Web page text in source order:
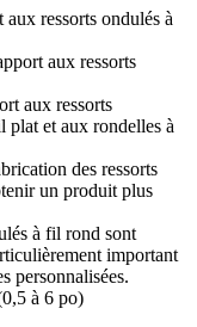
ressorts ondulés à
aux ressorts
aux ressorts
plat et aux rondelles à
des ressorts
un produit plus
à fil rond sont
important
personnalisées.
à 6 po)